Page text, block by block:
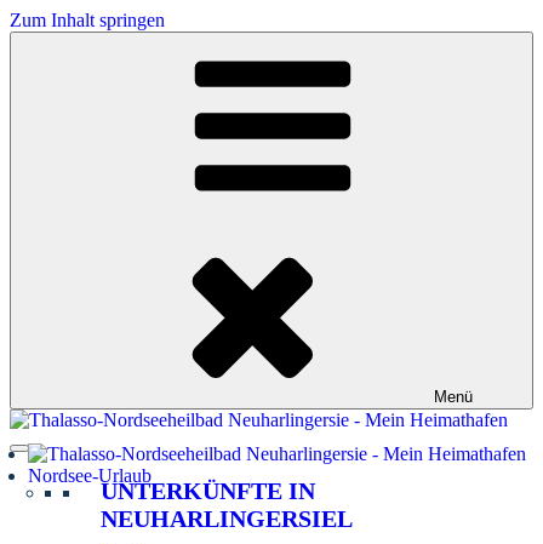
Zum Inhalt springen
Menü
Nordsee-Urlaub
UNTERKÜNFTE IN
NEUHARLINGERSIEL